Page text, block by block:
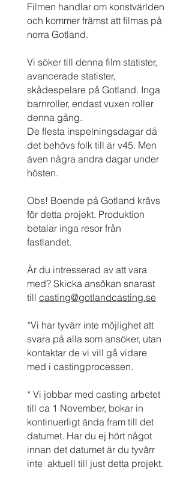
Filmen handlar om konstvärlden
och kommer främst att filmas på
norra Gotland.
Vi söker till denna film statister,
avancerade statister,
skådespelare på Gotland. Inga
barnroller, endast vuxen roller
denna gång.
De flesta inspelningsdagar då
det behövs folk till är v45. Men
även några andra dagar under
hösten.
Obs! Boende på Gotland krävs
för detta projekt. Produktion
betalar inga resor från
fastlandet.
Är du intresserad av att vara
med? Skicka ansökan snarast
till casting@gotlandcasting.se
*Vi har tyvärr inte möjlighet att
svara på alla som ansöker, utan
kontaktar de vi vill gå vidare
med i castingprocessen.
* Vi jobbar med casting arbetet
till ca 1 November, bokar in
kontinuerligt ända fram till det
datumet. Har du ej hört något
innan det datumet är du tyvärr
inte aktuell till just detta projekt.